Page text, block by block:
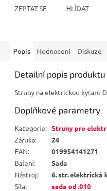
ZEPTAT SE HLÍDAT
Popis Hodnocení Diskuze
Detailní popis produktu
Struny na elektrickou kytaru
Doplňkové parametry
Kategorie: Struny pro
Záruka:
24
EAN:
019954141271
Balení:
Sada
Nástroj:
6. str. elektrická
Síla:
sada od .010